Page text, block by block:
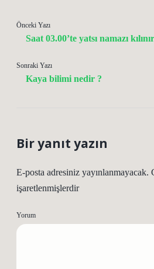
Önceki Yazı
Saat 03.00’te yatsı namazı
Sonraki Yazı
Kaya bilimi nedir ?
Bir yanıt yazın
E-posta adresiniz yayınlanmayacak.
işaretlenmişlerdir
Yorum